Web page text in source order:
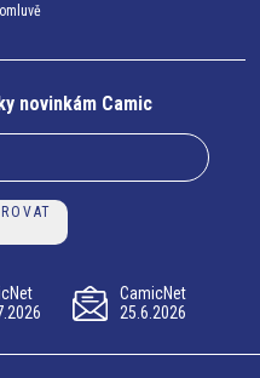
novinkám Camic
CamicNet
25.6.2026